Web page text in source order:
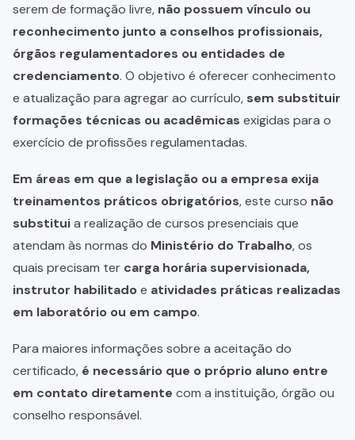
serem de formação livre, não possuem vínculo ou
reconhecimento junto a conselhos profissionais,
órgãos regulamentadores ou entidades de
credenciamento. O objetivo é oferecer conhecimento
e atualização para agregar ao currículo, sem substituir
formações técnicas ou acadêmicas exigidas para o
exercício de profissões regulamentadas.
Em áreas em que a legislação ou a empresa exija
treinamentos práticos obrigatórios, este curso não
substituia realização de cursos presenciais que
atendam às normas do Ministério do Trabalho, os
quais precisam ter carga horária supervisionada,
instrutor habilitadoe atividades práticas realizadas
em laboratório ou em campo.
Para maiores informações sobre a aceitação do
certificado, é necessário que o próprio aluno entre
em contato diretamente com a instituição, órgão ou
conselho responsável.